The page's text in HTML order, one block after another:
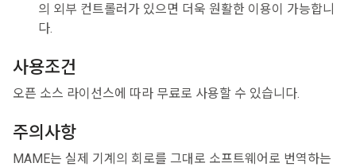
의 외부 컨트롤러가 있으면 더욱 원활한 이용이 가능합니
다.
사용조건
오픈 소스 라이선스에 따라 무료로 사용할 수 있습니다.
주의사항
MAME는 실제 기계의 회로를 그대로 소프트웨어로 번역하는